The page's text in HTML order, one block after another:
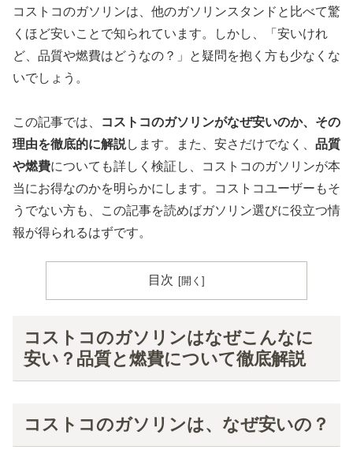
コストコのガソリンは、他のガソリンスタンドと比べて驚
くほど安いことで知られています。しかし、「安いけれ
ど、品質や燃費はどうなの？」と疑問を抱く方も少なくな
いでしょう。
この記事では、
コストコのガソリンがなぜ安いのか、その
理由を徹底的に解説します。また、安さだけでなく、 品質
や燃費についても詳しく検証し、コストコのガソリンが本
当にお得なのかを明らかにします。コストコユーザーもそ
うでない方も、この記事を読めばガソリン選びに役立つ情
報が得られるはずです。
目次
コストコのガソリンはなぜこんなに
安い？品質と燃費について徹底解説
コストコのガソリンは、なぜ安いの？